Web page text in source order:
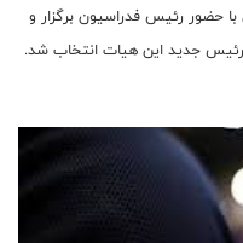
حضور رئیس فدراسیون برگزار ‌و
جدید این هیات انتخاب شد.